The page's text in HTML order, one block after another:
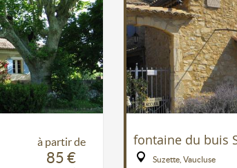
à partir de
85 €
fontaine du buis
Suzette, Vaucluse